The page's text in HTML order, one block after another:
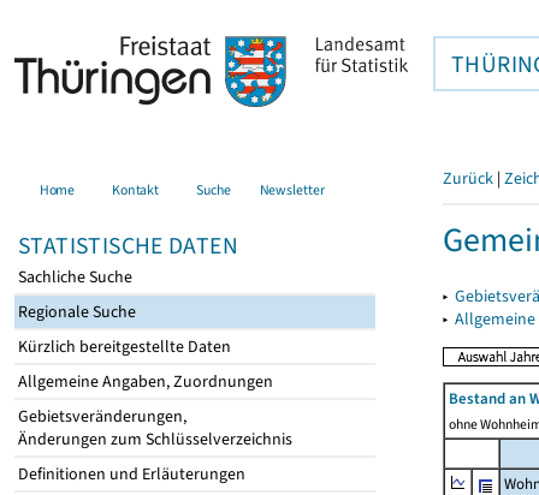
Home Kontakt Suche Newsletter
STATISTISCHE DATEN
Sachliche Suche
Regionale Suche
Kürzlich bereitgestellte Daten
Allgemeine Angaben, Zuordnungen
Gebietsveränderungen,
Änderungen zum Schlüsselverzeichnis
Definitionen und Erläuterungen
Zurück |
▸
▸
Bestand an
ohne